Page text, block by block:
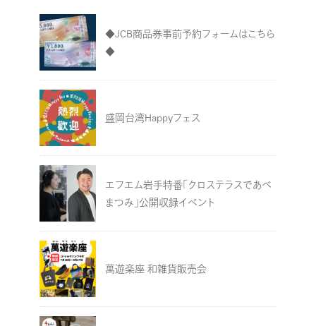
◆JCB商品券事前予約フォームはこちら
◆
盛岡台湾Happyフェス
エフエム岩手特番「クロステラスであべ
まつみ」公開収録イベント
萬遊楽座 和雑貨販売会